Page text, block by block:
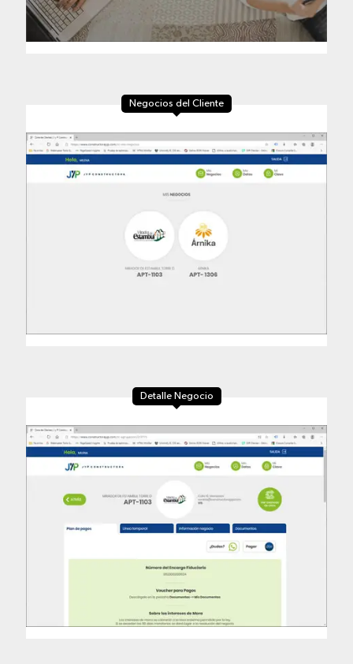
Negocios del Cliente
Detalle Negocio